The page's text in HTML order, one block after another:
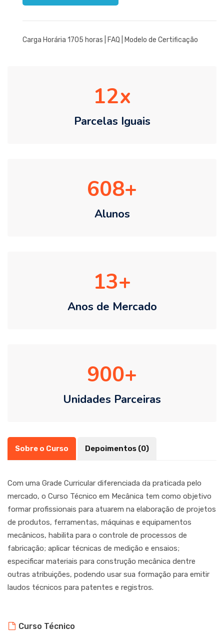
Carga Horária 1705 horas | FAQ Modelo de Certificação
12
Parcelas Iguais
608
Alunos
13
Anos de Mercado
900
Unidades Parceiras
Sobre o Curso Depoimentos (0)
Com uma Grade Curricular diferenciada da praticada pelo
mercado, o Curso Técnico em Mecânica tem como objetivo
formar profissionais para atuarem na elaboração de projetos
de produtos, ferramentas, máquinas e equipamentos
mecânicos, habilita para o controle de processos de
fabricação; aplicar técnicas de medição e ensaios;
especificar materiais para construção mecânica dentre
outras atribuições, podendo usar sua formação para emitir
laudos técnicos para patentes e registros.
Curso Técnico